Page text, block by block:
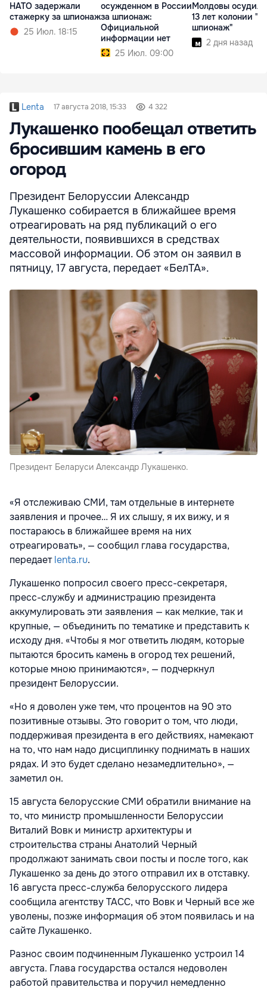
НАТО задержали
стажерку за шпионаж
25 Июл. 18:15
осужденном в России
за шпионаж:
Официальной
информации нет
25 Июл. 09:00
Молдовы
13 лет колонии "за
шпионаж"
2 дня назад
Lenta 17 августа 2018, 15:33 4 322
Лукашенко пообещал ответить
бросившим камень в его
огород
Президент Белоруссии Александр
Лукашенко собирается в ближайшее время
отреагировать на ряд публикаций о его
деятельности, появившихся в средствах
массовой информации. Об этом он заявил в
пятницу, 17 августа, передает «БелТА».
Президент Беларуси Александр Лукашенко.
«Я отслеживаю СМИ, там отдельные в интернете
заявления и прочее… Я их слышу, я их вижу, и я
постараюсь в ближайшее время на них
отреагировать», — сообщил глава государства,
передаетlenta.ru.
Лукашенко попросил своего пресс-секретаря,
пресс-службу и администрацию президента
аккумулировать эти заявления — как мелкие, так и
крупные, — объединить по тематике и представить к
исходу дня. «Чтобы я мог ответить людям, которые
пытаются бросить камень в огород тех решений,
которые мною принимаются», — подчеркнул
президент Белоруссии.
«Но я доволен уже тем, что процентов на 90 это
позитивные отзывы. Это говорит о том, что люди,
поддерживая президента в его действиях, намекают
на то, что нам надо дисциплинку поднимать в наших
рядах. И это будет сделано незамедлительно», —
заметил он.
15 августа белорусские СМИ обратили внимание на
то, что министр промышленности Белоруссии
Виталий Вовк и министр архитектуры и
строительства страны Анатолий Черный
продолжают занимать свои посты и после того, как
Лукашенко за день до этого отправил их в отставку.
16 августа пресс-служба белорусского лидера
сообщила агентству ТАСС, что Вовк и Черный все же
уволены, позже информация об этом появилась и на
сайте Лукашенко.
Разнос своим подчиненным Лукашенко устроил 14
августа. Глава государства остался недоволен
работой правительства и поручил немедленно